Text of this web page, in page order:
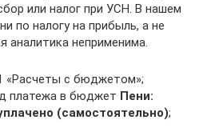
или налог при УСН. В нашем
по налогу на прибыль, а не
аналитика неприменима.
«Расчеты с бюджетом»;
платежа в бюджет Пени:
(самостоятельно);